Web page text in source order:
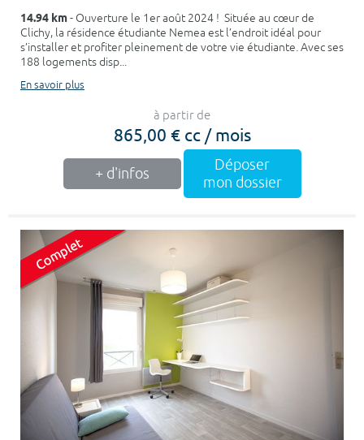
14.94 km- Ouverture le 1er août 2024 ! Située au cœur de
Clichy, la résidence étudiante Nemea est l’endroit idéal pour
s’installer et profiter pleinement de votre vie étudiante. Avec ses
188 logements disp...
En savoir plus
à partir de
865,00 € cc / mois
+ d'infos
Déposer
mon dossier